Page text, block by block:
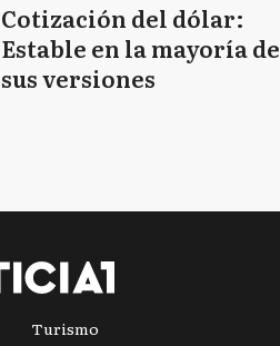
Cotización del dólar:
Estable en la mayoría de
sus versiones
Turismo